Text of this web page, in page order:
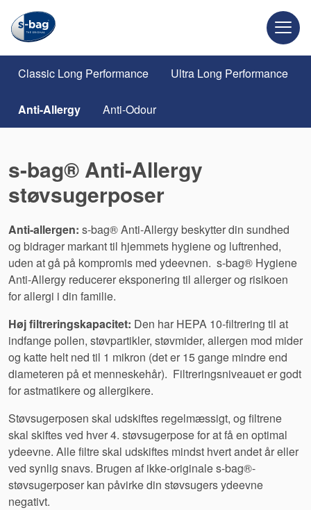
Classic Long Performance Ultra Long Performance
Anti-Allergy Anti-Odour
s-bag® Anti-Allergy
støvsugerposer
Anti-allergen: s-bag® Anti-Allergy beskytter din sundhed
og bidrager markant til hjemmets hygiene og luftrenhed,
uden at gå på kompromis med ydeevnen. s-bag® Hygiene
Anti-Allergy reducerer eksponering til allerger og risikoen
for allergi i din familie.
Høj filtreringskapacitet: Den har HEPA 10-filtrering til at
indfange pollen, støvpartikler, støvmider, allergen mod mider
og katte helt ned til 1 mikron (det er 15 gange mindre end
diameteren på et menneskehår). Filtreringsniveauet er godt
for astmatikere og allergikere.
Støvsugerposen skal udskiftes regelmæssigt, og filtrene
skal skiftes ved hver 4. støvsugerpose for at få en optimal
ydeevne. Alle filtre skal udskiftes mindst hvert andet år eller
ved synlig snavs. Brugen af ikke-originale s-bag®-
støvsugerposer kan påvirke din støvsugers ydeevne
negativt.